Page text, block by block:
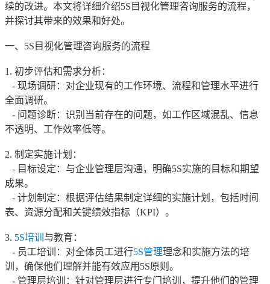
续的改进。本文将详细介绍5S目视化管理咨询服务的流程，
并探讨其带来的效果和好处。
一、5S目视化管理咨询服务的流程
1. 初步评估和需求分析：
- 现场调研：对企业现有的工作环境、流程和管理水平进行
全面调研。
- 问题诊断：识别当前存在的问题，如工作区域混乱、信息
不透明、工作效率低等。
2. 制定实施计划：
- 目标设定：与企业管理层沟通，明确5S实施的目标和期望
成果。
- 计划制定：根据评估结果制定详细的实施计划，包括时间
表、资源分配和关键绩效指标（KPI）。
3. 5S培训 与教育：
- 员工培训：对全体员工进行5S管理理念和实施方法的培
训，确保他们理解并能有效应用5S原则。
- 管理层培训：针对管理层进行专门培训，提升他们的管理